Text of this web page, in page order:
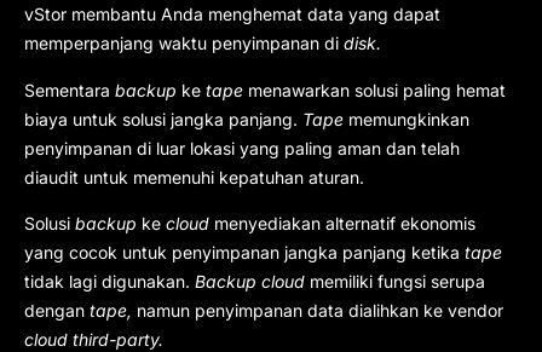
vStor membantu Anda menghemat data yang dapat
memperpanjang waktu penyimpanan di disk.
Sementara backup ke tape menawarkan solusi paling hemat
biaya untuk solusi jangka panjang. Tape memungkinkan
penyimpanan di luar lokasi yang paling aman dan telah
diaudit untuk memenuhi kepatuhan aturan.
Solusi backup ke cloud menyediakan alternatif ekonomis
yang cocok untuk penyimpanan jangka panjang ketika tape
tidak lagi digunakan. Backup cloud memiliki fungsi serupa
dengan tape, namun penyimpanan data dialihkan ke vendor
cloud third-party.